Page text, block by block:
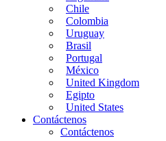
Chile
Colombia
Uruguay
Brasil
Portugal
México
United Kingdom
Egipto
United States
Contáctenos
Contáctenos